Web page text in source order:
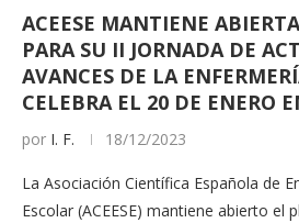
ACEESE MANTIENE
PARA SU II JORNADA DE
AVANCES DE LA
CELEBRA EL 20 DE ENERO
por I. F. 18/12/2023
La Asociación Científica Española de
Escolar (ACEESE) mantiene abierto el